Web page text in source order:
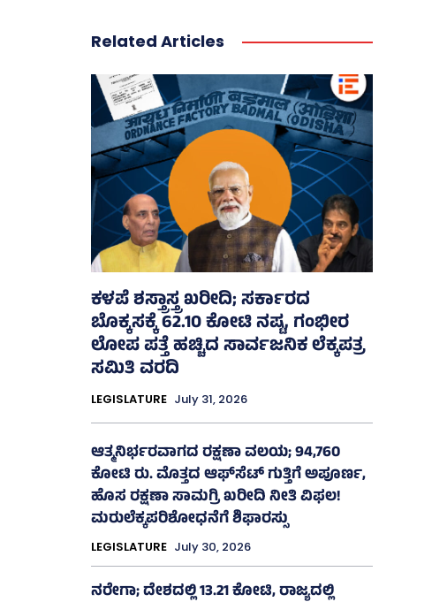
Related Articles
ಕಳಪೆ ಶಸ್ತ್ರಾಸ್ತ್ರ ಖರೀದಿ; ಸರ್ಕಾರದ
ಬೊಕ್ಕಸಕ್ಕೆ 62.10 ಕೋಟಿ ನಷ್ಟ, ಗಂಭೀರ
ಲೋಪ ಪತ್ತೆ ಹಚ್ಚಿದ ಸಾರ್ವಜನಿಕ ಲೆಕ್ಕಪತ್ರ
ಸಮಿತಿ ವರದಿ
LEGISLATURE July 31, 2026
ಆತ್ಮನಿರ್ಭರವಾಗದ ರಕ್ಷಣಾ ವಲಯ; 94,760
ಕೋಟಿ ರು. ಮೊತ್ತದ ಆಫ್‌ಸೆಟ್ ಗುತ್ತಿಗೆ ಅಪೂರ್ಣ,
ಹೊಸ ರಕ್ಷಣಾ ಸಾಮಗ್ರಿ ಖರೀದಿ ನೀತಿ ವಿಫಲ!
ಮರುಲೆಕ್ಕಪರಿಶೋಧನೆಗೆ ಶಿಫಾರಸ್ಸು
LEGISLATURE July 30, 2026
ನರೇಗಾ; ದೇಶದಲ್ಲಿ 13.21 ಕೋಟಿ, ರಾಜ್ಯದಲ್ಲಿ